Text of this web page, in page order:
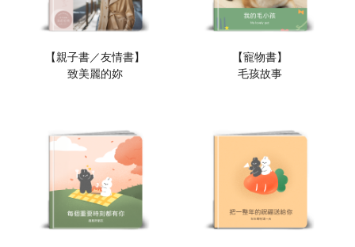
【親子書／友情書】
致美麗的妳
【寵物書】
毛孩故事